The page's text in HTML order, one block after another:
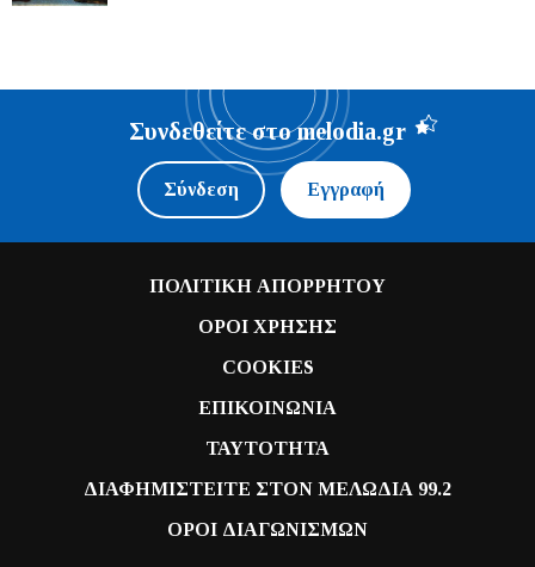
Συνδεθείτε στο melodia.gr
Σύνδεση Εγγραφή
ΠΟΛΙΤΙΚΗ ΑΠΟΡΡΗΤΟΥ
ΟΡΟΙ ΧΡΗΣΗΣ
COOKIES
ΕΠΙΚΟΙΝΩΝΙΑ
ΤΑΥΤΟΤΗΤΑ
ΔΙΑΦΗΜΙΣΤΕΙΤΕ ΣΤΟΝ ΜΕΛΩΔΙΑ 99.2
ΟΡΟΙ ΔΙΑΓΩΝΙΣΜΩΝ